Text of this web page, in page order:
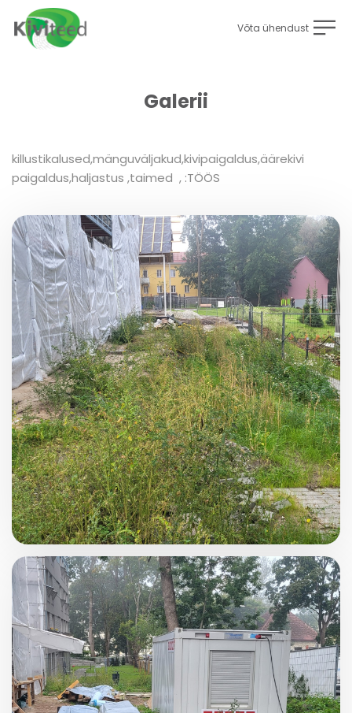
Võta ühendust
Galerii
killustikalused,mänguväljakud,kivipaigaldus,äärekivi
paigaldus,haljastus ,taimed , :TÖÖS